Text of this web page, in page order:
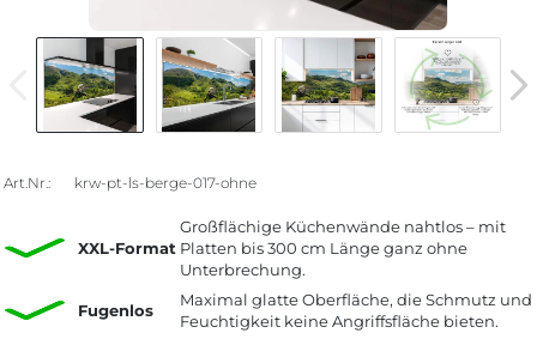
Art.Nr.: krw-pt-ls-berge-017-ohne
XXL-Format
Großflächige Küchenwände nahtlos – mit
Platten bis 300 cm Länge ganz ohne
Unterbrechung.
Fugenlos
Maximal glatte Oberfläche, die Schmutz und
Feuchtigkeit keine Angriffsfläche bieten.